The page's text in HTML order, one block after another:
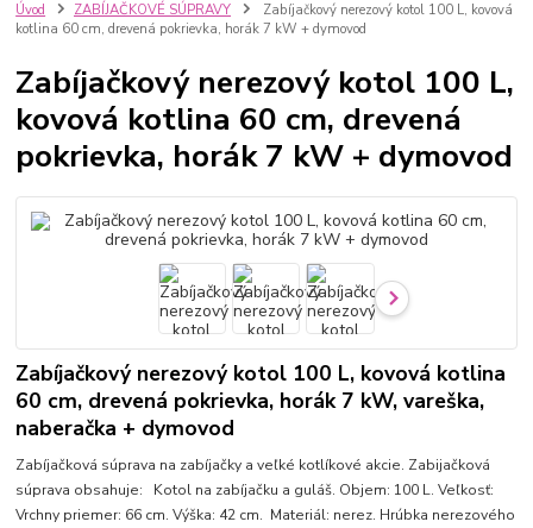
Úvod ZABÍJAČKOVÉ SÚPRAVY
Zabíjačkový nerezový kotol 100 L, kovová
kotlina 60 cm, drevená pokrievka, horák 7 kW + dymovod
Zabíjačkový nerezový kotol 100 L,
kovová kotlina 60 cm, drevená
pokrievka, horák 7 kW + dymovod
Zabíjačkový nerezový kotol 100 L, kovová kotlina
60 cm, drevená pokrievka, horák 7 kW, vareška,
naberačka + dymovod
Zabíjačková súprava na zabíjačky a veľké kotlíkové akcie. Zabijačková
súprava obsahuje: Kotol na zabíjačku a guláš. Objem: 100 L. Veľkosť:
Vrchny priemer: 66 cm. Výška: 42 cm. Materiál: nerez. Hrúbka nerezového